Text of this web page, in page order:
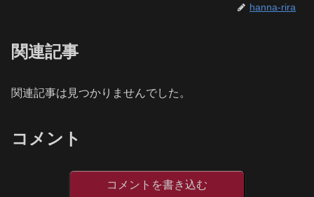
hanna-rira
関連記事
関連記事は見つかりませんでした。
コメント
コメントを書き込む